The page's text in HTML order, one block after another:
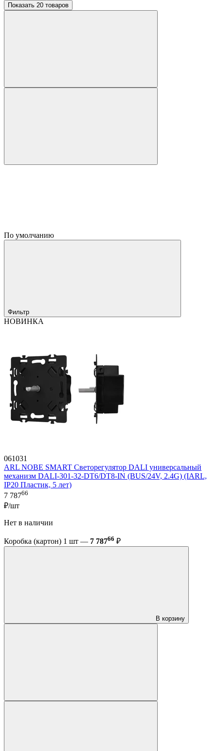
Показать 20 товаров
По умолчанию
Фильтр
НОВИНКА
061031
ARL NOBE SMART Светорегулятор DALI универсальный
механизм DALI-301-32-DT6/DT8-IN (BUS/24V, 2.4G) (IARL,
IP20 Пластик, 5 лет)
7 78766
₽/шт
Нет в наличии
Коробка (картон) 1 шт — 7 78766 ₽
В корзину